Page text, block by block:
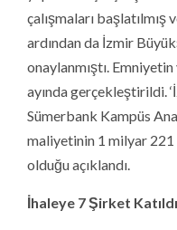
çalışmaları
ardından da İzmir
onaylanmıştı. Emniyetin
ayında gerçekleştirildi.
Sümerbank Kampüs Ana
maliyetinin 1 milyar
olduğu açıklandı.
İhaleye 7 Şirket Katıldı